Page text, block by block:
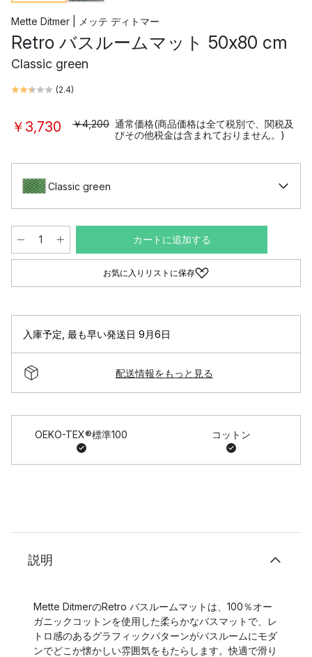
Mette Ditmer | メッテ ディトマー
Retro バスルームマット 50x80 cm
Classic green
(2.4)
￥3,730 ￥4,200 通常価格(商品価格は全て税別で、関税及
びその他税金は含まれておりません。)
Classic green
カートに追加する
お気に入りリストに保存
入庫予定 最も早い発送日 9月6日
配送情報をもっと見る
OEKO-TEX®標準100 コットン
説明
Mette DitmerのRetro バスルームマットは、100％オー
ガニックコットンを使用した柔らかなバスマットで、レ
トロ感のあるグラフィックパターンがバスルームにモダ
ンでどこか懐かしい雰囲気をもたらします。快適で滑り